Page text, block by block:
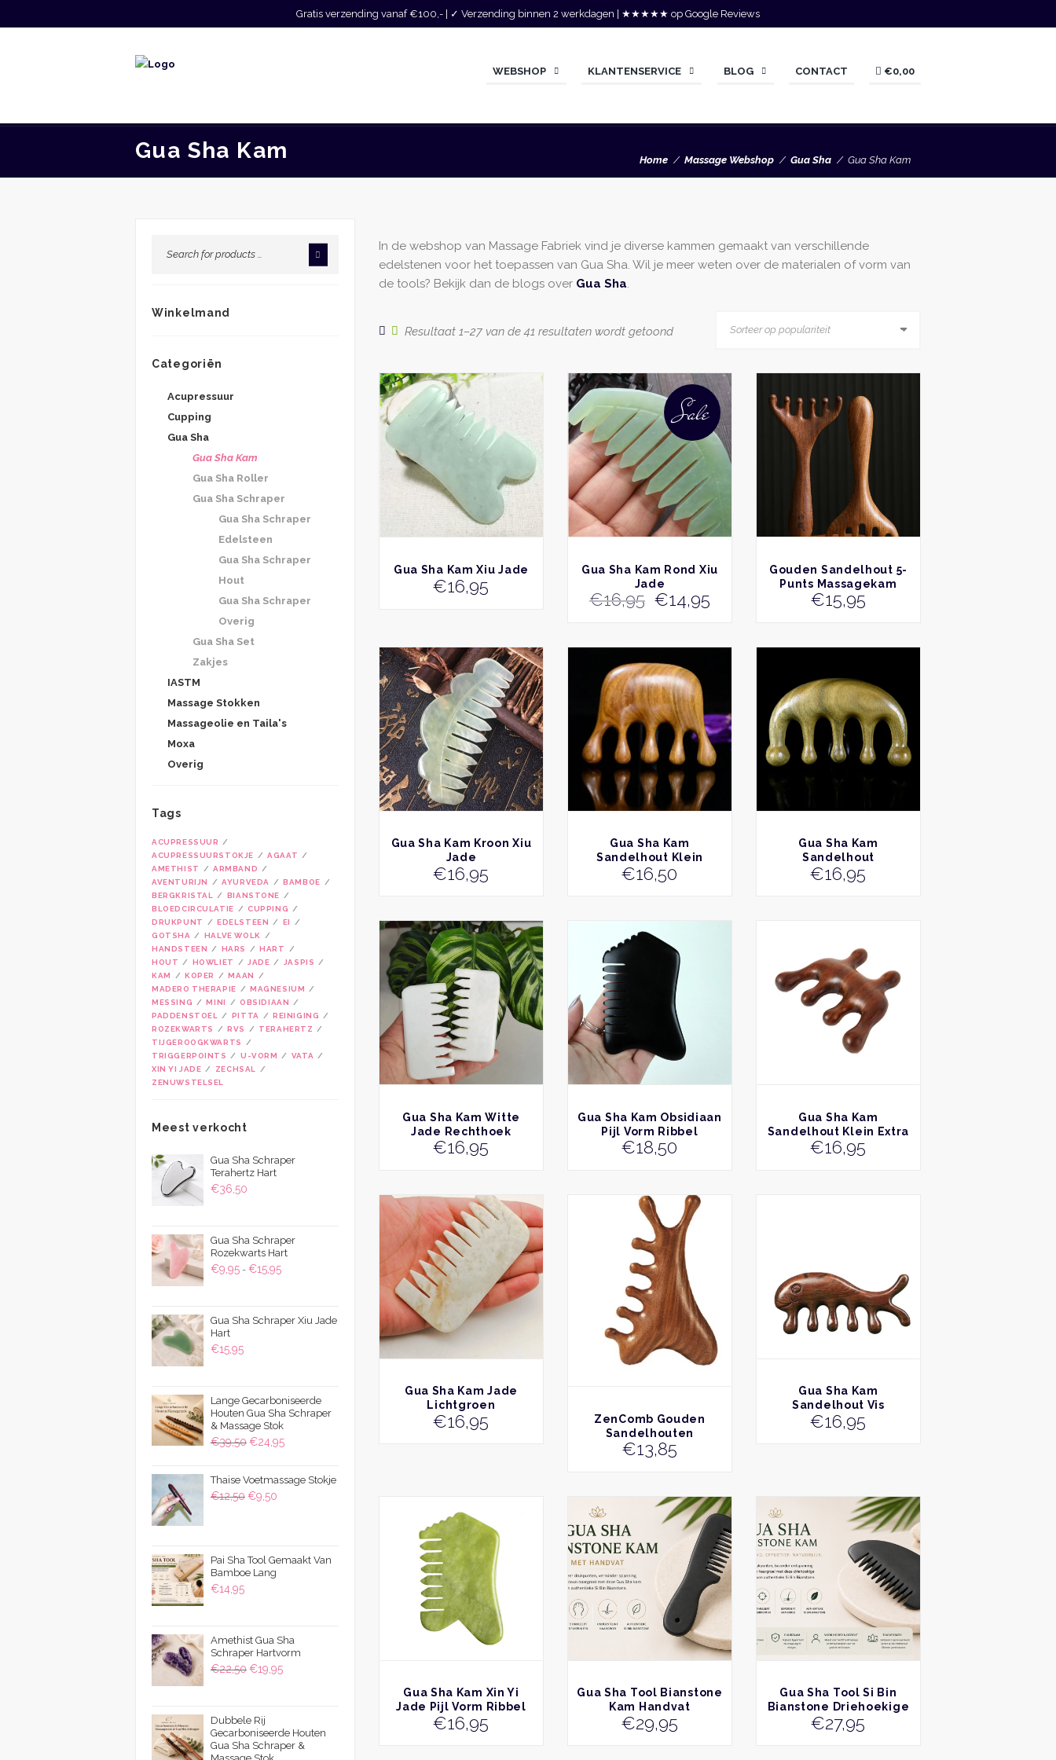
Gratis verzending vanaf €100,- | ✓ Verzending binnen 2 werkdagen | ★★★★★ op Google Reviews
WEBSHOP KLANTENSERVICE BLOG CONTACT €0,00
Gua Sha Kam Home Massage Webshop Gua Sha Gua Sha Kam
In de webshop van Massage Fabriek vind je diverse kammen gemaakt van verschillende
edelstenen voor het toepassen van Gua Sha. Wil je meer weten over de materialen of vorm van
de tools? Bekijk dan de blogs over Gua Sha.
Resultaat 1–27 van de 41 resultaten wordt getoondGesorteerd
BEKIJK
Gua Sha Kam Xiu Jade
€16,95
BEKIJK
Sale
Gua Sha Kam Rond Xiu
Jade
€16,95 Oorspronkelijke
€16,95.
€14,95Huidige
€14,95.
BEKIJK
Gouden Sandelhout 5-
Punts Massagekam
€15,95
BEKIJK
Gua Sha Kam Kroon Xiu
Jade
€16,95
BEKIJKGua Sha Kam
Sandelhout Klein
€16,50
BEKIJKGua Sha Kam
Sandelhout
€16,95
BEKIJK
Gua Sha Kam Witte
Jade Rechthoek
€16,95
BEKIJK
Gua Sha Kam Obsidiaan
Pijl Vorm Ribbel
€18,50
BEKIJKGua Sha Kam
Sandelhout Klein Extra
Drukpunten
€16,95
BEKIJK
Gua Sha Kam Jade
Lichtgroen
€16,95 BEKIJK
ZenComb Gouden
Sandelhouten
Massagekam
€13,85
BEKIJKGua Sha Kam
Sandelhout Vis
€16,95
BEKIJK
Gua Sha Kam Xin Yi
Jade Pijl Vorm Ribbel
€16,95
BEKIJK
Gua Sha Tool Bianstone
Kam Handvat
€29,95
BEKIJK
Gua Sha Tool Si Bin
Bianstone Driehoekige
Kam
€27,95
Winkelmand
Categoriën
Acupressuur
Cupping
Gua Sha
Gua Sha Kam
Gua Sha Roller
Gua Sha Schraper
Gua Sha Schraper
Edelsteen
Gua Sha Schraper
Hout
Gua Sha Schraper
Overig
Gua Sha Set
Zakjes
IASTM
Massage Stokken
Massageolie en Taila's
Moxa
Overig
Tags
ACUPRESSUUR
ACUPRESSUURSTOKJE
AGAAT
AMETHIST
ARMBAND
AVENTURIJN
AYURVEDA
BAMBOE
BERGKRISTAL
BIANSTONE
BLOEDCIRCULATIE
CUPPING
DRUKPUNT
EDELSTEEN
EI
GOTSHA
HALVE WOLK
HANDSTEEN
HARS
HART
HOUT
HOWLIET JADE
JASPIS
KAM
KOPER
MAAN
MADERO THERAPIE
MAGNESIUM
MESSING
MINI
OBSIDIAAN
PADDENSTOEL
PITTA
REINIGING
ROZEKWARTS
RVS
TERAHERTZ
TIJGEROOGKWARTS
TRIGGERPOINTS
U-VORM
VATA
XIN YI JADE
ZECHSAL
ZENUWSTELSEL
Meest verkocht
Gua Sha Schraper
Terahertz Hart
€36,50
Gua Sha Schraper
Rozekwarts Hart
€9,95 - €15,95Prijsklasse:
€15,95
Gua Sha Schraper Xiu Jade
Hart
€15,95
Lange Gecarboniseerde
Houten Gua Sha Schraper
& Massage Stok
€39,50 Oorspronkelijke
was:
€39,50.
€24,95Huidige
is:
Thaise Voetmassage Stokje
€12,50 Oorspronkelijke
€9,50Huidige
Pai Sha Tool Gemaakt Van
Bamboe Lang
€14,95
Amethist Gua Sha
Schraper Hartvorm
€22,50 Oorspronkelijke
€22,50.
€19,95Huidige
Dubbele Rij
Gecarboniseerde Houten
Gua Sha Schraper &